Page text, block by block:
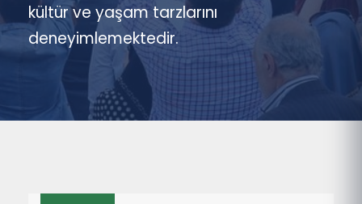
kültür ve yaşam tarzlarını
deneyimlemektedir.